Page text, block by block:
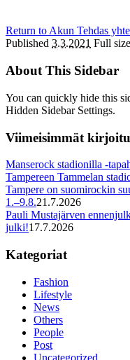
Return to Akun Tehdas
Published 3.3.2021 Full
About This Sidebar
You can quickly hide this
Hidden Sidebar Settings.
Viimeisimmät
Manserock stadionilla -
Tampereen Tammelan
Tampere on suomirockin
1.–9.8.21.7.2026
Pauli Mustajärven
julki!17.7.2026
Kategoriat
Fashion
Lifestyle
News
Others
People
Post
Uncategorized